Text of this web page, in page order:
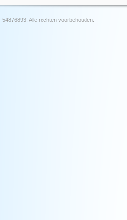
Alle rechten voorbehouden.